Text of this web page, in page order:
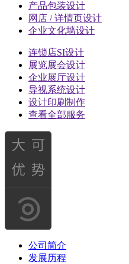
产品包装设计
网店 / 详情页设计
企业文化墙设计
连锁店SI设计
展览展会设计
企业展厅设计
导视系统设计
设计印刷制作
查看全部服务
公司简介
发展历程